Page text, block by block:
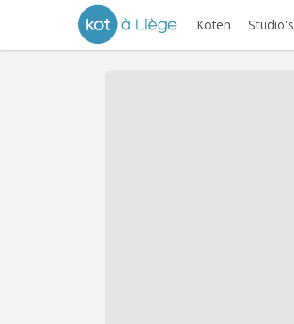
Koten Studio's